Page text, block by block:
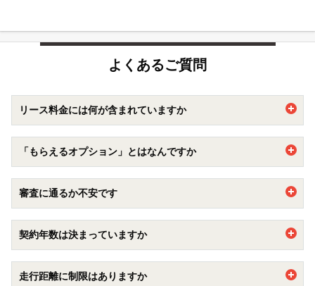
よくあるご質問
リース料金には何が含まれていますか
車両代に加えて自動車税や重量税、自賠責保険などの法定費
用などがリース料金に含まれています。
加えて、車検点検費用もカバーするメンテナンスプランもオ
プションで追加出来ます。
自動車購入の際には自己負担になる部分が含まれているた
め、車に関する出費がフラットになり家計の管理がラクにな
ぜひご検討くださいませ。
「もらえるオプション」とはなんですか
契約期間満了時に追加精算ナシで乗っていた車両をもらえる
オプションです。7年以上の新車カーリース契約でご加入い
ただけます。
もらえるオプションについて詳しくはこちら
審査に通るか不安です
【審査に通るか不安です】
・できるだけ安い車種やプランで申し込むのがおすすめで
す。カーリースカルモくんでは、業界最安水準でお車を豊富
に揃えています。
・審査の基準が異なりますので、カーローンや他社のリース
契約年数は決まっていますか
1年を最短とし、11年まで1年単位でお選びいただけます。
走行距離に制限はありますか